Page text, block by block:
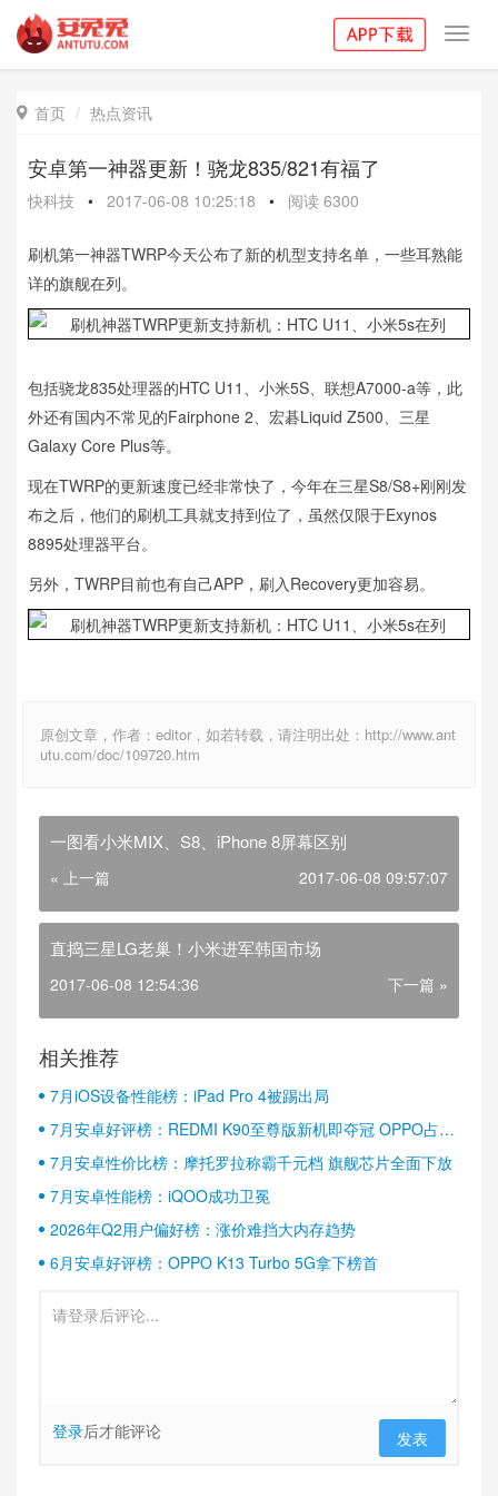
 首页 热点资讯
安卓第一神器更新！骁龙835/821有福了
快科技 • 2017-06-08 10:25:18 • 阅读 6300
刷机第一神器TWRP今天公布了新的机型支持名单，一些耳熟能
详的旗舰在列。
包括骁龙835处理器的HTC U11、小米5S、联想A7000-a等，此
外还有国内不常见的Fairphone 2、宏碁Liquid Z500、三星
Galaxy Core Plus等。
现在TWRP的更新速度已经非常快了，今年在三星S8/S8+刚刚发
布之后，他们的刷机工具就支持到位了，虽然仅限于Exynos
8895处理器平台。
另外，TWRP目前也有自己APP，刷入Recovery更加容易。
原创文章，作者：editor，如若转载，请注明出处：http://www.ant
utu.com/doc/109720.htm
一图看小米MIX、S8、iPhone 8屏幕区别
« 上一篇 2017-06-08 09:57:07
直捣三星LG老巢！小米进军韩国市场
2017-06-08 12:54:36 下一篇 »
相关推荐
7月iOS设备性能榜：iPad Pro 4被踢出局
7月安卓好评榜：REDMI K90至尊版新机即夺冠 OPPO占据
半壁江山
7月安卓性价比榜：摩托罗拉称霸千元档 旗舰芯片全面下放
7月安卓性能榜：iQOO成功卫冕
2026年Q2用户偏好榜：涨价难挡大内存趋势
6月安卓好评榜：OPPO K13 Turbo 5G拿下榜首
登录后才能评论 发表